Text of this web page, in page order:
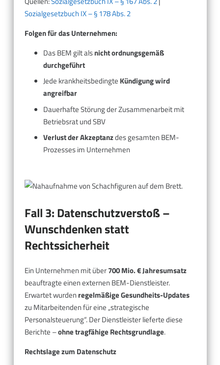
Sozialgesetzbuch IX – § 178 Abs. 2
Folgen für das Unternehmen:
Das BEM gilt alsnicht ordnungsgemäß
durchgeführt
Jede krankheitsbedingte Kündigung wird
angreifbar
Dauerhafte Störung der Zusammenarbeit mit
Betriebsrat und SBV
Verlust der Akzeptanzdes gesamten BEM-
Prozesses im Unternehmen
Fall 3: Datenschutzverstoß –
Wunschdenken statt
Rechtssicherheit
Ein Unternehmen mit über700 Mio. € Jahresumsatz
beauftragte einen externen BEM-Dienstleister.
Erwartet wurden regelmäßige Gesundheits-Updates
zu Mitarbeitenden für eine „strategische
Personalsteuerung“. Der Dienstleister lieferte diese
Berichte –ohne tragfähige Rechtsgrundlage.
Rechtslage zum Datenschutz